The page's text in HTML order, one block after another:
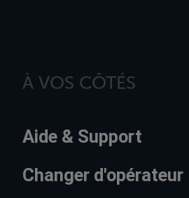
À VOS CÔTÉS
Aide & Support
Changer d'opérateur